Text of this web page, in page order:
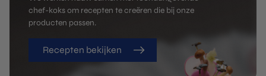
chef-koks om recepten te creëren die bij onze
producten passen.
Recepten bekijken